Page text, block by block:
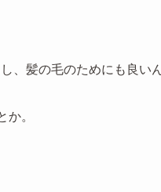
、髪の毛のためにも良いん
か。